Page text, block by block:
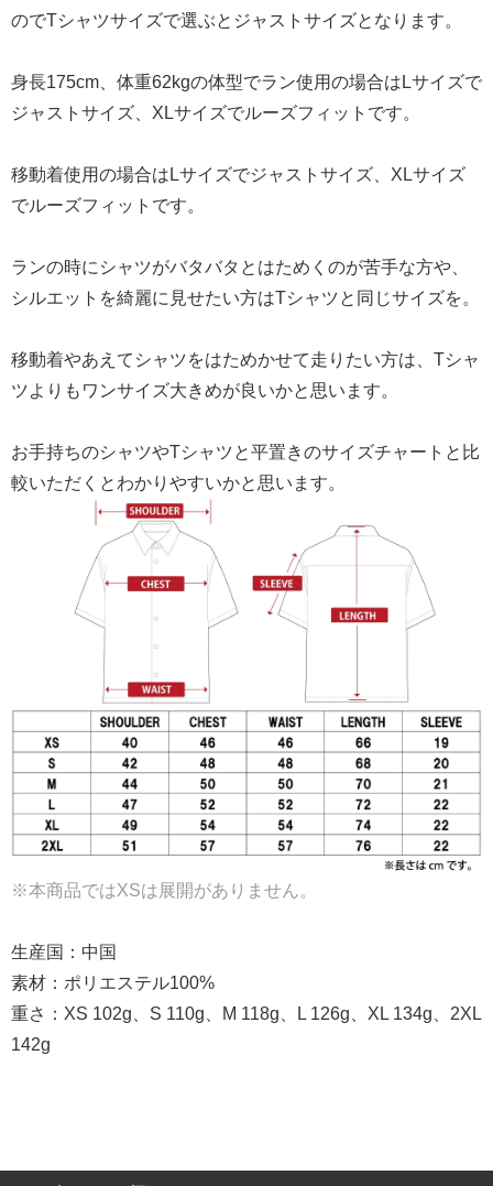
のでTシャツサイズで選ぶとジャストサイズとなります。
身長175cm、体重62kgの体型でラン使用の場合はLサイズで
ジャストサイズ、XLサイズでルーズフィットです。
移動着使用の場合はLサイズでジャストサイズ、XLサイズ
でルーズフィットです。
ランの時にシャツがバタバタとはためくのが苦手な方や、
シルエットを綺麗に見せたい方はTシャツと同じサイズを。
移動着やあえてシャツをはためかせて走りたい方は、Tシャ
ツよりもワンサイズ大きめが良いかと思います。
お手持ちのシャツやTシャツと平置きのサイズチャートと比
較いただくとわかりやすいかと思います。
※本商品ではXSは展開がありません。
生産国：中国
素材：ポリエステル100%
重さ：XS 102g、S 110g、M 118g、L 126g、XL 134g、2XL
142g